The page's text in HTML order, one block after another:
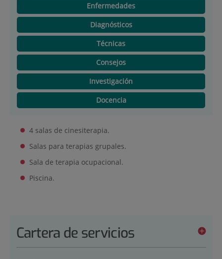
Enfermedades
Diagnósticos
Técnicas
Consejos
Investigación
Docencia
4 salas de cinesiterapia.
Salas para terapias grupales.
Sala de terapia ocupacional.
Piscina.
Cartera de servicios